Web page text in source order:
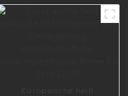
Tischbankbeine I0650-135-
Europäische heiß